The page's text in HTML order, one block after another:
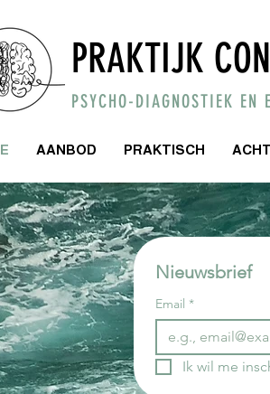
PRAKTIJK
PSYCHO-DIAGNOSTIEK EN
AANBOD PRAKTISCH
Nieuwsbrief
Email *
Ik wil me